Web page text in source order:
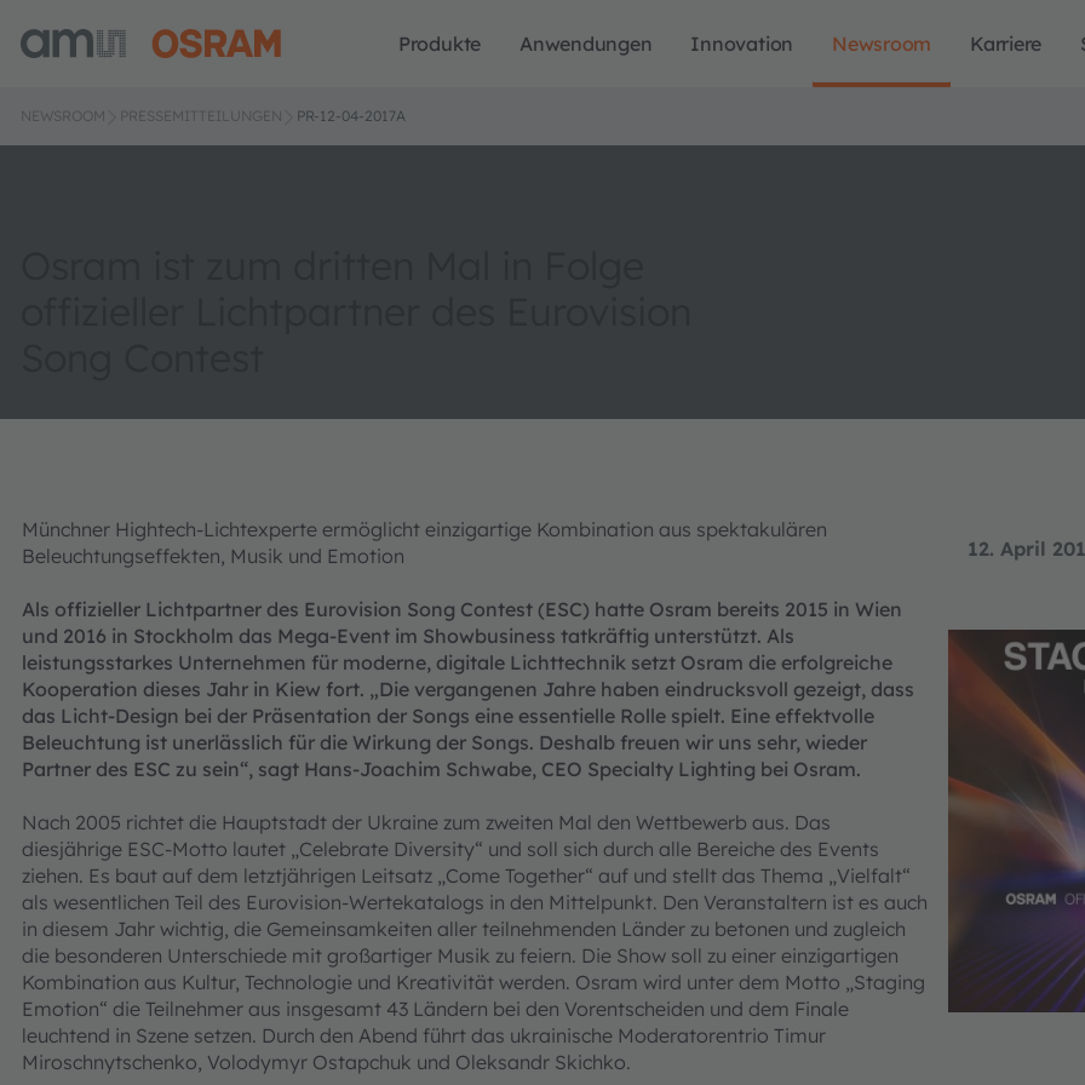
Produkte Anwendungen Innovation Newsroom Karriere
NEWSROOM PRESSEMITTEILUNGEN PR-12-04-2017A
12. April
Münchner Hightech-Lichtexperte ermöglicht einzigartige Kombination aus spektakulären
Beleuchtungseffekten, Musik und Emotion
Als offizieller Lichtpartner des Eurovision Song Contest (ESC) hatte Osram bereits 2015 in Wien
und 2016 in Stockholm das Mega-Event im Showbusiness tatkräftig unterstützt. Als
leistungsstarkes Unternehmen für moderne, digitale Lichttechnik setzt Osram die erfolgreiche
Kooperation dieses Jahr in Kiew fort. „Die vergangenen Jahre haben eindrucksvoll gezeigt, dass
das Licht-Design bei der Präsentation der Songs eine essentielle Rolle spielt. Eine effektvolle
Beleuchtung ist unerlässlich für die Wirkung der Songs. Deshalb freuen wir uns sehr, wieder
Partner des ESC zu sein“, sagt Hans-Joachim Schwabe, CEO Specialty Lighting bei Osram.
Nach 2005 richtet die Hauptstadt der Ukraine zum zweiten Mal den Wettbewerb aus. Das
diesjährige ESC-Motto lautet „Celebrate Diversity“ und soll sich durch alle Bereiche des Events
ziehen. Es baut auf dem letztjährigen Leitsatz „Come Together“ auf und stellt das Thema „Vielfalt“
als wesentlichen Teil des Eurovision-Wertekatalogs in den Mittelpunkt. Den Veranstaltern ist es auch
in diesem Jahr wichtig, die Gemeinsamkeiten aller teilnehmenden Länder zu betonen und zugleich
die besonderen Unterschiede mit großartiger Musik zu feiern. Die Show soll zu einer einzigartigen
Kombination aus Kultur, Technologie und Kreativität werden. Osram wird unter dem Motto „Staging
Emotion“ die Teilnehmer aus insgesamt 43 Ländern bei den Vorentscheiden und dem Finale
leuchtend in Szene setzen. Durch den Abend führt das ukrainische Moderatorentrio Timur
Miroschnytschenko, Volodymyr Ostapchuk und Oleksandr Skichko.